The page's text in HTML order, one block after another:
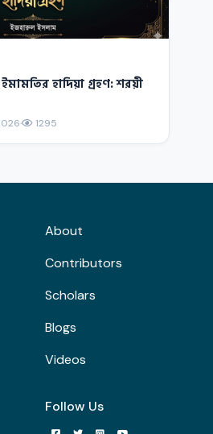
হাদিয়া গ্রহণ: শরয়ী
· 1295
About
Contributors
Scholars
Blogs
Videos
Follow Us